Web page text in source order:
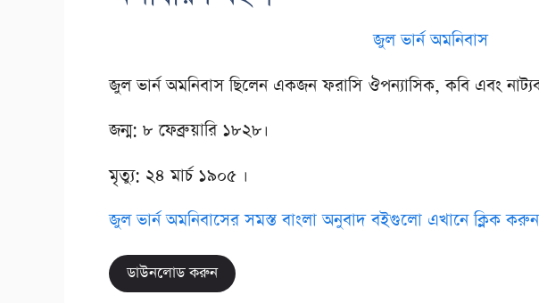
জুল ভার্ন অমনিবাস
জুল ভার্ন অমনিবাস ছিলেন একজন ফরাসি ঔপন্যাসিক, কবি এবং
জন্ম: ৮ ফেব্রুয়ারি ১৮২৮।
মৃত্যু: ২৪ মার্চ ১৯০৫ ।
জুল ভার্ন অমনিবাসের সমস্ত বাংলা অনুবাদ বইগুলো এখানে ক্লিক
ডাউনলোড করুন